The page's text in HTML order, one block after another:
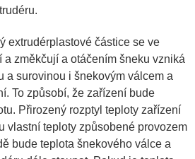
extrudérplastové částice se ve
změkčují a otáčením šneku vzniká
a surovinou i šnekovým válcem a
To způsobí, že zařízení bude
Přirozený rozptyl teploty zařízení
vlastní teploty způsobené provozem
bude teplota šnekového válce a